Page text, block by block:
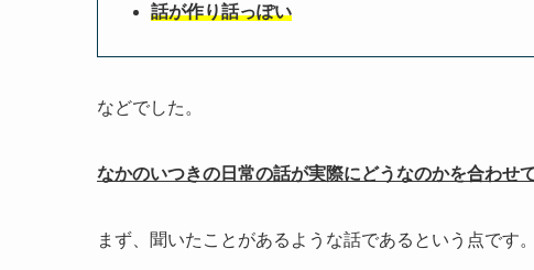
話が作り話っぽい
などでした。
なかのいつきの日常の話が実際にどうなのかを合わせ
まず、聞いたことがあるような話であるという点です。